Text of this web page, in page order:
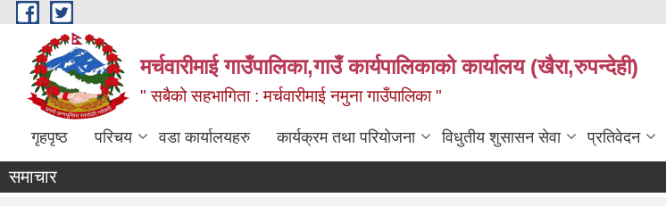
Skip to main content
मर्चवारीमाई गाउँपालिका,गाउँ कार्यपालिकाको कार्यालय (खैरा,रुपन्देही)
" सबैको सहभागिता : मर्चवारीमाई नमुना गाउँपालिका "
गृहपृष्ठ परिचय वडा कार्यालयहरु कार्यक्रम तथा परियोजना विधुतीय शुसासन सेवा प्रतिवेदन
समाचार